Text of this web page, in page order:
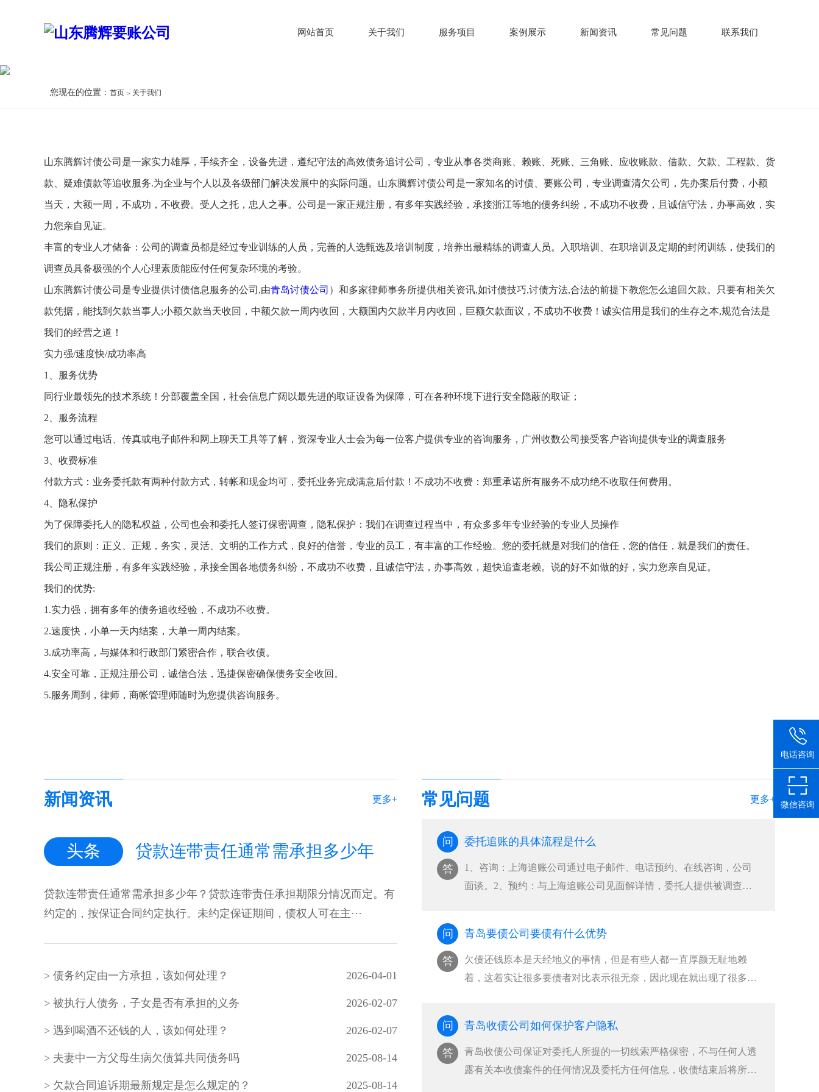
网站首页 关于我们 服务项目 案例展示 新闻资讯 常见问题 联系我们
您现在的位置： 首页 关于我们
山东腾辉讨债公司是一家实力雄厚，手续齐全，设备先进，遵纪守法的高效债务追讨公司，专业从事各类商账、赖账、死账、三角账、应收账款、借款、欠款、工程款、货
款、疑难债款等追收服务.为企业与个人以及各级部门解决发展中的实际问题。山东腾辉讨债公司是一家知名的讨债、要账公司，专业调查清欠公司，先办案后付费，小额
当天，大额一周，不成功，不收费。受人之托，忠人之事。公司是一家正规注册，有多年实践经验，承接浙江等地的债务纠纷，不成功不收费，且诚信守法，办事高效，实
力您亲自见证。
丰富的专业人才储备：公司的调查员都是经过专业训练的人员，完善的人选甄选及培训制度，培养出最精练的调查人员。入职培训、在职培训及定期的封闭训练，使我们的
调查员具备极强的个人心理素质能应付任何复杂环境的考验。
山东腾辉讨债公司是专业提供讨债信息服务的公司,由青岛讨债公司 ）和多家律师事务所提供相关资讯,如讨债技巧,讨债方法,合法的前提下教您怎么追回欠款。只要有相关欠
款凭据，能找到欠款当事人;小额欠款当天收回，中额欠款一周内收回，大额国内欠款半月内收回，巨额欠款面议，不成功不收费！诚实信用是我们的生存之本,规范合法是
我们的经营之道！
实力强/速度快/成功率高
1、服务优势
同行业最领先的技术系统！分部覆盖全国，社会信息广阔以最先进的取证设备为保障，可在各种环境下进行安全隐蔽的取证；
2、服务流程
您可以通过电话、传真或电子邮件和网上聊天工具等了解，资深专业人士会为每一位客户提供专业的咨询服务，广州收数公司接受客户咨询提供专业的调查服务
3、收费标准
付款方式：业务委托款有两种付款方式，转帐和现金均可，委托业务完成满意后付款！不成功不收费：郑重承诺所有服务不成功绝不收取任何费用。
4、隐私保护
为了保障委托人的隐私权益，公司也会和委托人签订保密调查，隐私保护：我们在调查过程当中，有众多多年专业经验的专业人员操作
我们的原则：正义、正规，务实，灵活、文明的工作方式，良好的信誉，专业的员工，有丰富的工作经验。您的委托就是对我们的信任，您的信任，就是我们的责任。
我公司正规注册，有多年实践经验，承接全国各地债务纠纷，不成功不收费，且诚信守法，办事高效，超快追查老赖。说的好不如做的好，实力您亲自见证。
我们的优势:
1.实力强，拥有多年的债务追收经验，不成功不收费。
2.速度快，小单一天内结案，大单一周内结案。
3.成功率高，与媒体和行政部门紧密合作，联合收债。
4.安全可靠，正规注册公司，诚信合法，迅捷保密确保债务安全收回。
5.服务周到，律师，商帐管理师随时为您提供咨询服务。
新闻资讯 更多+
头条 贷款连带责任通常需承担多少年
贷款连带责任通常需承担多少年？贷款连带责任承担期限分情况而定。有
约定的，按保证合同约定执行。未约定保证期间，债权人可在主···
债务约定由一方承担，该如何处理？ 2026-04-01
被执行人债务，子女是否有承担的义务 2026-02-07
遇到喝酒不还钱的人，该如何处理？ 2026-02-07
夫妻中一方父母生病欠债算共同债务吗 2025-08-14
欠款合同追诉期最新规定是怎么规定的？ 2025-08-14
常见问题 更多+
问 委托追账的具体流程是什么
答
1、咨询：上海追账公司通过电子邮件、电话预约、在线咨询，公司
面谈。2、预约：与上海追账公司见面解详情，委托人提供被调查者
问 青岛要债公司要债有什么优势
答
欠债还钱原本是天经地义的事情，但是有些人都一直厚颜无耻地赖
着，这着实让很多要债者对比表示很无奈，因此现在就出现了很多青
问 青岛收债公司如何保护客户隐私
答
青岛收债公司保证对委托人所提的一切线索严格保密，不与任何人透
露有关本收债案件的任何情况及委托方任何信息，收债结束后将所有
电话咨询
微信咨询